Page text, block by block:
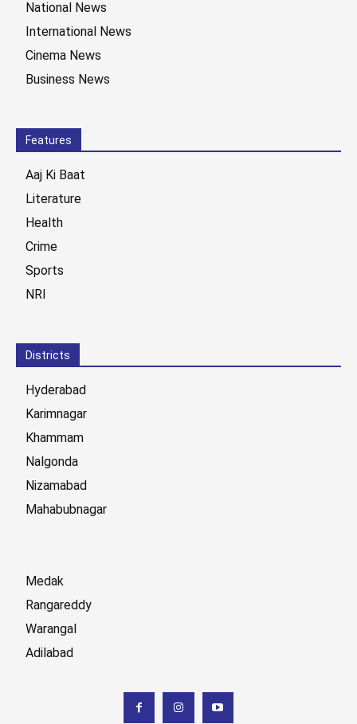
National News
International News
Cinema News
Business News
Features
Aaj Ki Baat
Literature
Health
Crime
Sports
NRI
Districts
Hyderabad
Karimnagar
Khammam
Nalgonda
Nizamabad
Mahabubnagar
Medak
Rangareddy
Warangal
Adilabad